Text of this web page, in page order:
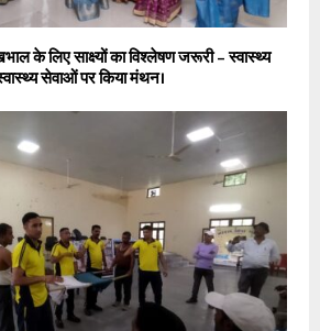
के लिए साक्ष्यों का विश्लेषण जरूरी – स्वास्थ्य
सेवाओं पर किया मंथन।